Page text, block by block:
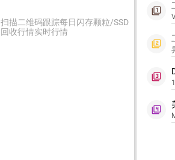
扫描二维码跟踪每日闪存颗粒/SSD
回收行情实时行情
filter_1
filter_2
filter_3
1
filter_4